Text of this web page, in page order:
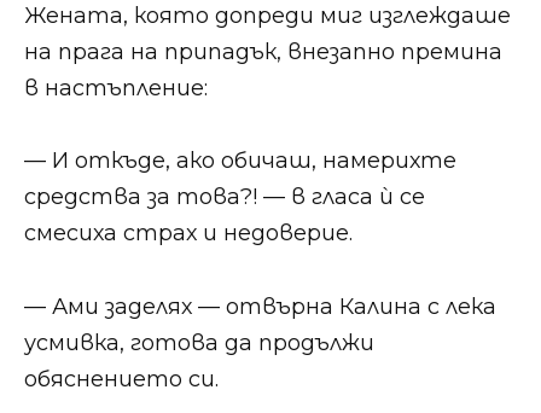
Жената, която допреди миг изглеждаше
на прага на припадък, внезапно премина
в настъпление:
— И откъде, ако обичаш, намерихте
средства за това?! — в гласа ѝ се
смесиха страх и недоверие.
— Ами заделях — отвърна Калина с лека
усмивка, готова да продължи
обяснението си.